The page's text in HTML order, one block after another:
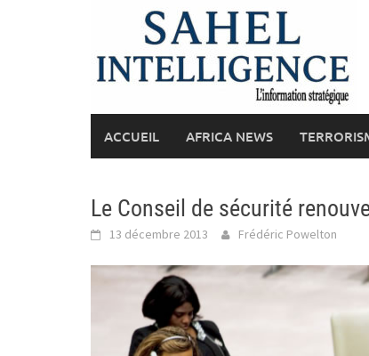
ACCUEIL AFRICA NEWS
Le Conseil de sécurité
13 décembre 2013 Frédéric Powelton